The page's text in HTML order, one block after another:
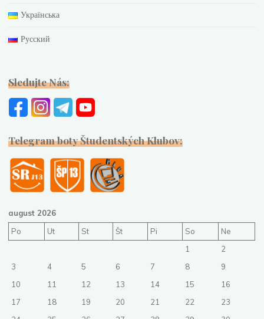
Українська
Русский
Sledujte Nás:
Telegram boty Študentských Klubov:
august 2026
Po
Ut St Št Pi So
Ne
1
2
3
4 5 6 7 8
9
10
11 12 13 14 15
16
17
18 19 20 21 22
23